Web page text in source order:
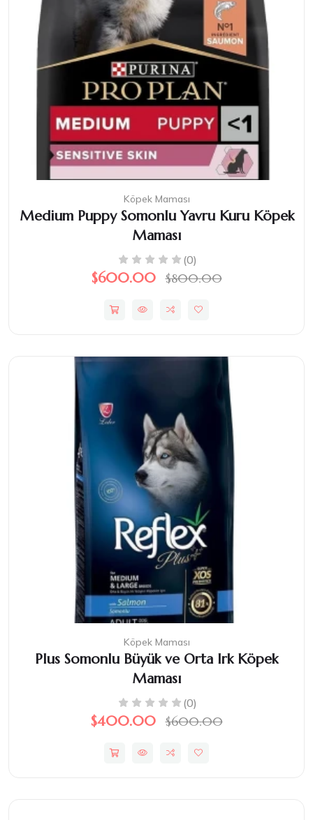
Köpek Maması
Medium Puppy Somonlu Yavru Kuru Köpek
Maması
(0)
$600.00 $800.00
Köpek Maması
Plus Somonlu Büyük ve Orta Irk Köpek
Maması
(0)
$400.00 $600.00